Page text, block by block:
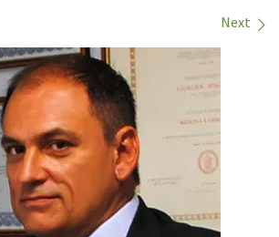
Next